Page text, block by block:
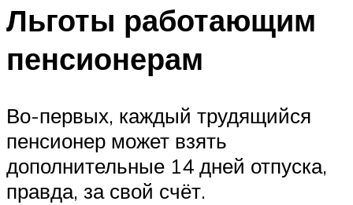
Льготы работающим
пенсионерам
Во-первых, каждый трудящийся
пенсионер может взять
дополнительные 14 дней отпуска,
правда, за свой счёт.